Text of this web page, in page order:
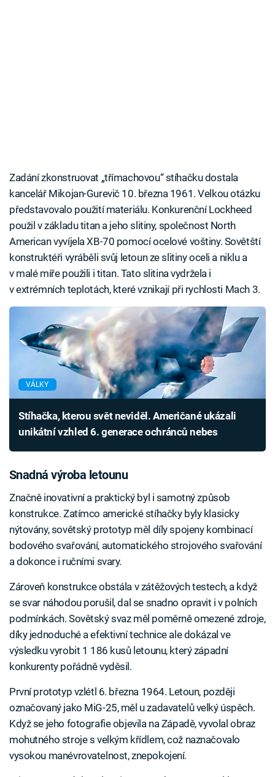
Zadání zkonstruovat „třímachovou“ stíhačku dostala
kancelář Mikojan-Gurevič 10. března 1961. Velkou otázku
představovalo použití materiálu. Konkurenční Lockheed
použil v základu titan a jeho slitiny, společnost North
American vyvíjela XB-70 pomocí ocelové voštiny. Sovětští
konstruktéři vyráběli svůj letoun ze slitiny oceli a niklu a
v malé míře použili i titan. Tato slitina vydržela i
v extrémních teplotách, které vznikají při rychlosti Mach 3.
VÁLKY
Stíhačka, kterou svět neviděl. Američané ukázali
unikátní vzhled 6. generace ochránců nebes
Snadná výroba letounu
Značně inovativní a praktický byl i samotný způsob
konstrukce. Zatímco americké stíhačky byly klasicky
nýtovány, sovětský prototyp měl díly spojeny kombinací
bodového svařování, automatického strojového svařování
a dokonce i ručními svary.
Zároveň konstrukce obstála v zátěžových testech, a když
se svar náhodou porušil, dal se snadno opravit i v polních
podmínkách. Sovětský svaz měl poměrně omezené zdroje,
díky jednoduché a efektivní technice ale dokázal ve
výsledku vyrobit 1 186 kusů letounu, který západní
konkurenty pořádně vyděsil.
První prototyp vzlétl 6. března 1964. Letoun, později
označovaný jako MiG-25, měl u zadavatelů velký úspěch.
Když se jeho fotografie objevila na Západě, vyvolal obraz
mohutného stroje s velkým křídlem, což naznačovalo
vysokou manévrovatelnost, znepokojení.